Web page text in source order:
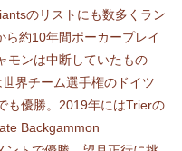
のリストにも数多くラン
約10年間ポーカープレイ
モンは中断していたもの
界チーム選手権のドイツ
も優勝。2019年にはTrierの
Backgammon